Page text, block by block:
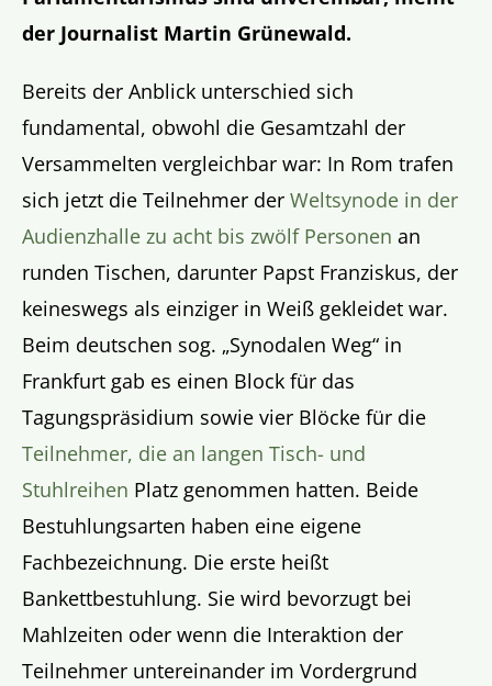
der Journalist Martin Grünewald.
Bereits der Anblick unterschied sich
fundamental, obwohl die Gesamtzahl der
Versammelten vergleichbar war: In Rom trafen
sich jetzt die Teilnehmer der Weltsynode in der
Audienzhalle zu acht bis zwölf Personen an
runden Tischen, darunter Papst Franziskus, der
keineswegs als einziger in Weiß gekleidet war.
Beim deutschen sog. „Synodalen Weg“ in
Frankfurt gab es einen Block für das
Tagungspräsidium sowie vier Blöcke für die
Teilnehmer, die an langen Tisch- und
Stuhlreihen Platz genommen hatten. Beide
Bestuhlungsarten haben eine eigene
Fachbezeichnung. Die erste heißt
Bankettbestuhlung. Sie wird bevorzugt bei
Mahlzeiten oder wenn die Interaktion der
Teilnehmer untereinander im Vordergrund